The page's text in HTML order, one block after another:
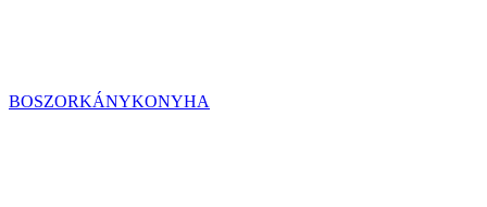
BOSZORKÁNYKONYHA